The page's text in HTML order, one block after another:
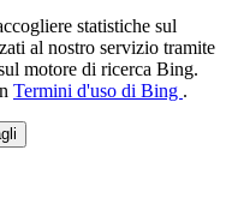
statistiche sul
al nostro servizio tramite
motore di ricerca Bing.
Termini d'uso di Bing .